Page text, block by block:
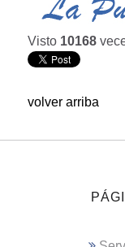
Visto 10168
volver arriba